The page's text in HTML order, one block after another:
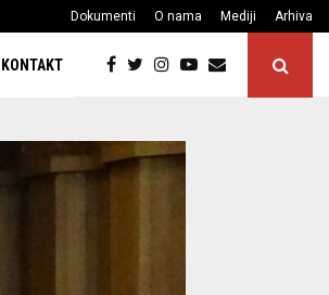
Dokumenti O nama Mediji Arhiva
KONTAKT